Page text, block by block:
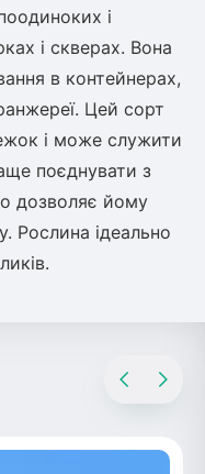
і
і скверах. Вона
в контейнерах,
Цей сорт
і може служити
поєднувати з
дозволяє йому
Рослина ідеально